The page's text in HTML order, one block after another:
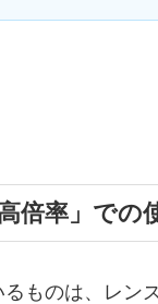
倍率」での
るものは、レ